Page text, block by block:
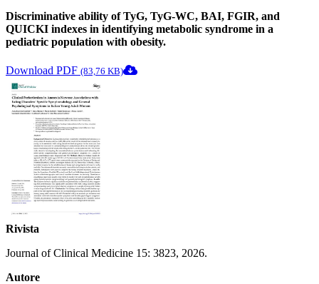
Discriminative ability of TyG, TyG-WC, BAI, FGIR, and
QUICKI indexes in identifying metabolic syndrome in a
pediatric population with obesity.
Download PDF (83,76 KB)
Rivista
Journal of Clinical Medicine 15: 3823, 2026.
Autore